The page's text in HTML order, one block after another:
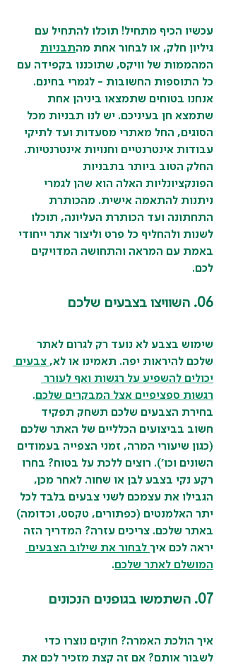
עכשיו הכיף מתחיל! תוכלו להתחיל עם
גיליון חלק, או לבחור אחת מהתבניות
המהממות של וויקס, שתוכננו בקפידה עם
כל התוספות החשובות - לגמרי בחינם.
אנחנו בטוחים שתמצאו ביניהן אחת
שתמצא חן בעיניכם. יש לנו תבניות מכל
הסוגים, החל מאתרי מסעדות ועד לתיקי
עבודות אינטרנטיים וחנויות אינטרנטיות.
החלק הטוב ביותר בתבניות
הפונקציונליות האלה הוא שהן לגמרי
ניתנות להתאמה אישית. מהכותרת
התחתונה ועד הכותרת העליונה, תוכלו
לשנות ולהחליף כל פרט וליצור אתר ייחודי
באמת עם המראה והתחושה המדויקים
לכם.
06. השוויצו בצבעים שלכם
שימוש בצבע לא נועד רק לגרום לאתר
שלכם להיראות יפה. תאמינו או לא, צבעים
יכולים להשפיע על רגשות ואף לעורר
רגשות ספציפיים אצל המבקרים שלכם.
בחירת הצבעים שלכם תשחק תפקיד
חשוב בביצועים הכלליים של האתר שלכם
(כגון שיעורי המרה, זמני הצפייה בעמודים
השונים וכו'). רוצים ללכת על בטוח? בחרו
רקע נקי בצבע לבן או שחור. לאחר מכן,
הגבילו את עצמכם לשני צבעים בלבד לכל
יתר האלמנטים (כפתורים, טקסט, וכדומה)
באתר שלכם. צריכים עזרה? המדריך הזה
יראה לכם איך לבחור את שילוב הצבעים
המושלם לאתר שלכם.
07. השתמשו בגופנים הנכונים
איך הולכת האמרה? חוקים נוצרו כדי
לשבור אותם? אם זה קצת מזכיר לכם את